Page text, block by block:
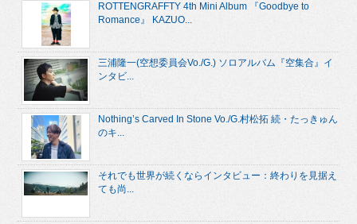
ROTTENGRAFFTY 4th Mini Album 『Goodbye to
Romance』 KAZUO...
三浦隆一(空想委員会Vo./G.) ソロアルバム『空集合』イ
ンタビ...
Nothing’s Carved In Stone Vo./G.村松拓 続・たっきゅん
のキ...
それでも世界が続くならインタビュー：終わりを見据え
ても尚...